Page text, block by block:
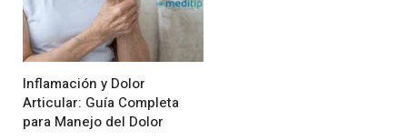
Inflamación y Dolor
Articular: Guía Completa
para Manejo del Dolor